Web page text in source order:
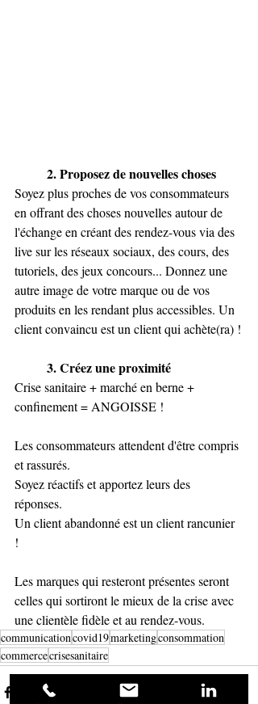
2. Proposez de nouvelles choses
Soyez plus proches de vos consommateurs
en offrant des choses nouvelles autour de
l'échange en créant des rendez-vous via des
live sur les réseaux sociaux, des cours, des
tutoriels, des jeux concours... Donnez une
autre image de votre marque ou de vos
produits en les rendant plus accessibles. Un
client convaincu est un client qui achète(ra) !
	3. Créez une proximité
Crise sanitaire + marché en berne +
confinement = ANGOISSE !
Les consommateurs attendent d'être compris
et rassurés.
Soyez réactifs et apportez leurs des
réponses.
Un client abandonné est un client rancunier
!
Les marques qui resteront présentes seront
celles qui sortiront le mieux de la crise avec
une clientèle fidèle et au rendez-vous.
communicationcovid19marketingconsommation
commercecrisesanitaire